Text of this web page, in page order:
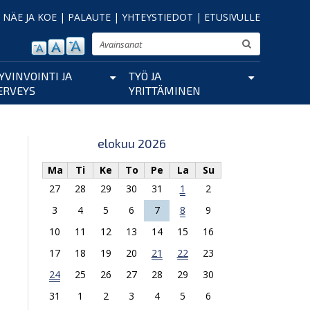
NÄE JA KOE | PALAUTE | YHTEYSTIEDOT | ETUSIVULLE
Etsi
JA
TYÖ JA
YRITTÄMINEN
elokuu 2026
Ma Ti Ke To Pe La
Su
27
28 29 30 31 1
2
3
4 5 6 7 8
9
10
11 12 13 14 15
16
17
18 19 20 21 22
23
24
25 26 27 28 29
30
31
1 2 3 4 5
6